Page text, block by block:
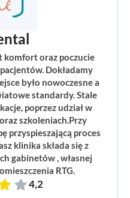
komfort oraz poczucie
Dokładamy
było nowoczesne a
standardy. Stale
poprzez udział w
szkoleniach.Przy
przyspieszającą proces
klinika składa się z
gabinetów , własnej
RTG.
4,2